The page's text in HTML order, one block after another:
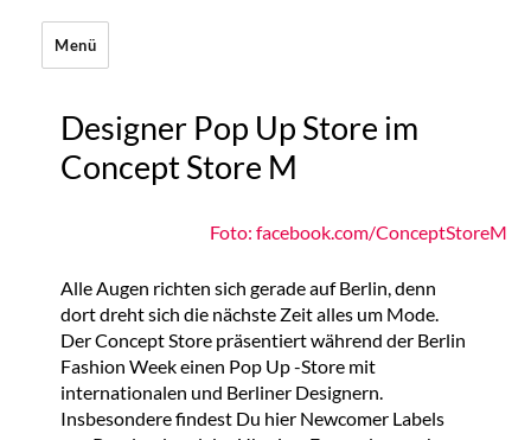
Menü
Designer Pop Up Store im
Concept Store M
Foto: facebook.com/ConceptStoreM
Alle Augen richten sich gerade auf Berlin, denn
dort dreht sich die nächste Zeit alles um Mode.
Der Concept Store präsentiert während der Berlin
Fashion Week einen Pop Up -Store mit
internationalen und Berliner Designern.
Insbesondere findest Du hier Newcomer Labels